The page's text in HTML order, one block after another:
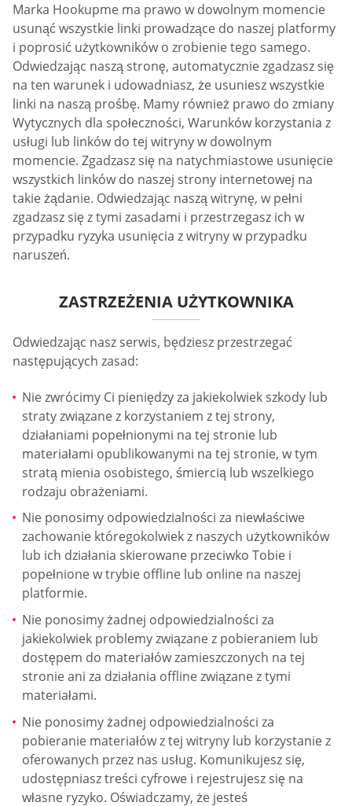
Marka Hookupme ma prawo w dowolnym momencie
usunąć wszystkie linki prowadzące do naszej platformy
i poprosić użytkowników o zrobienie tego samego.
Odwiedzając naszą stronę, automatycznie zgadzasz się
na ten warunek i udowadniasz, że usuniesz wszystkie
linki na naszą prośbę. Mamy również prawo do zmiany
Wytycznych dla społeczności, Warunków korzystania z
usługi lub linków do tej witryny w dowolnym
momencie. Zgadzasz się na natychmiastowe usunięcie
wszystkich linków do naszej strony internetowej na
takie żądanie. Odwiedzając naszą witrynę, w pełni
zgadzasz się z tymi zasadami i przestrzegasz ich w
przypadku ryzyka usunięcia z witryny w przypadku
naruszeń.
ZASTRZEŻENIA UŻYTKOWNIKA
Odwiedzając nasz serwis, będziesz przestrzegać
następujących zasad:
Nie zwrócimy Ci pieniędzy za jakiekolwiek szkody lub
straty związane z korzystaniem z tej strony,
działaniami popełnionymi na tej stronie lub
materiałami opublikowanymi na tej stronie, w tym
stratą mienia osobistego, śmiercią lub wszelkiego
rodzaju obrażeniami.
Nie ponosimy odpowiedzialności za niewłaściwe
zachowanie któregokolwiek z naszych użytkowników
lub ich działania skierowane przeciwko Tobie i
popełnione w trybie offline lub online na naszej
platformie.
Nie ponosimy żadnej odpowiedzialności za
jakiekolwiek problemy związane z pobieraniem lub
dostępem do materiałów zamieszczonych na tej
stronie ani za działania offline związane z tymi
materiałami.
Nie ponosimy żadnej odpowiedzialności za
pobieranie materiałów z tej witryny lub korzystanie z
oferowanych przez nas usług. Komunikujesz się,
udostępniasz treści cyfrowe i rejestrujesz się na
własne ryzyko. Oświadczamy, że jesteś